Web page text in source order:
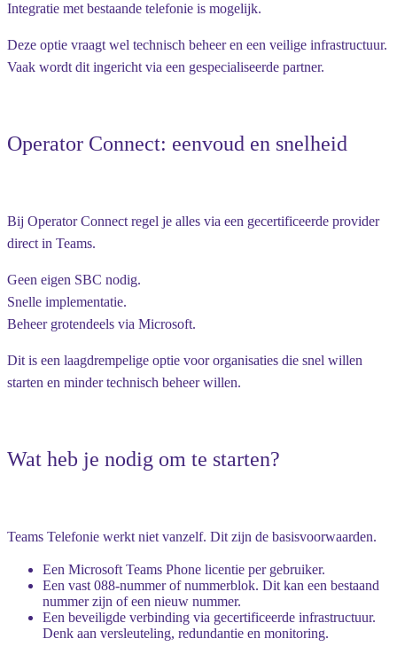
Integratie met bestaande telefonie is mogelijk.
Deze optie vraagt wel technisch beheer en een veilige infrastructuur.
Vaak wordt dit ingericht via een gespecialiseerde partner.
Operator Connect: eenvoud en snelheid
Bij Operator Connect regel je alles via een gecertificeerde provider
direct in Teams.
Geen eigen SBC nodig.
Snelle implementatie.
Beheer grotendeels via Microsoft.
Dit is een laagdrempelige optie voor organisaties die snel willen
starten en minder technisch beheer willen.
Wat heb je nodig om te starten?
Teams Telefonie werkt niet vanzelf. Dit zijn de basisvoorwaarden.
Een Microsoft Teams Phone licentie per gebruiker.
Een vast 088-nummer of nummerblok. Dit kan een bestaand
nummer zijn of een nieuw nummer.
Een beveiligde verbinding via gecertificeerde infrastructuur.
Denk aan versleuteling, redundantie en monitoring.